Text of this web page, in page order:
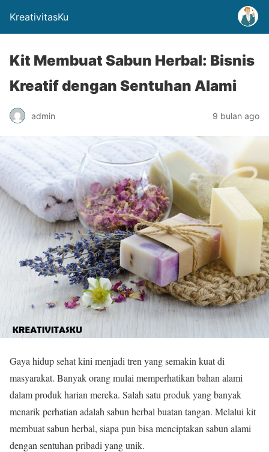
KreativitasKu
Kit Membuat Sabun Herbal: Bisnis
Kreatif dengan Sentuhan Alami
admin 9 bulan ago
Gaya hidup sehat kini menjadi tren yang semakin kuat di
masyarakat. Banyak orang mulai memperhatikan bahan alami
dalam produk harian mereka. Salah satu produk yang banyak
menarik perhatian adalah sabun herbal buatan tangan. Melalui kit
membuat sabun herbal, siapa pun bisa menciptakan sabun alami
dengan sentuhan pribadi yang unik.